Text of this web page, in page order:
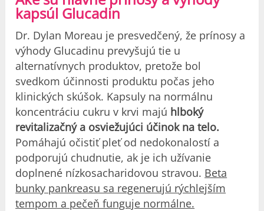
kapsúl Glucadin
Dr. Dylan Moreau je presvedčený, že prínosy a
výhody Glucadinu prevyšujú tie u
alternatívnych produktov, pretože bol
svedkom účinnosti produktu počas jeho
klinických skúšok. Kapsuly na normálnu
koncentráciu cukru v krvi majú hlboký
revitalizačný a osviežujúci účinok na telo.
Pomáhajú očistiť pleť od nedokonalostí a
podporujú chudnutie, ak je ich užívanie
doplnené nízkosacharidovou stravou. Beta
bunky pankreasu sa regenerujú rýchlejším
tempom a pečeň funguje normálne.